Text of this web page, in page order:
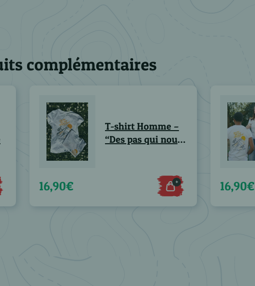
complémentaires
T-shirt Homme –
“Des pas qui nous
16,90€ + 16,90€